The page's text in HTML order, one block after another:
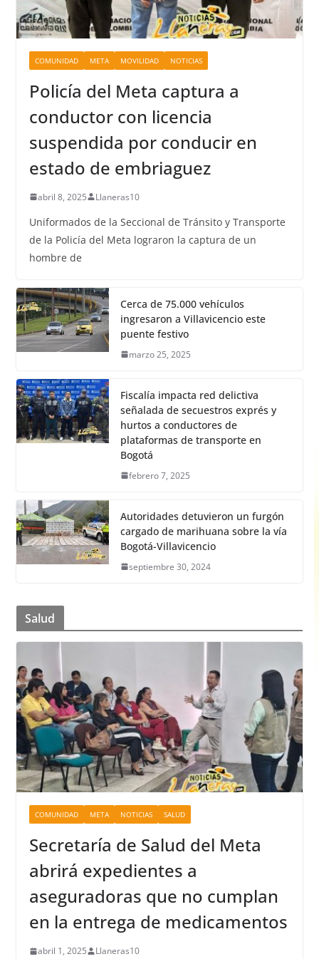
COMUNIDAD META MOVILIDAD NOTICIAS
Policía del Meta captura a
conductor con licencia
suspendida por conducir en
estado de embriaguez
abril 8, 2025 Llaneras10
Uniformados de la Seccional de Tránsito y Transporte
de la Policía del Meta lograron la captura de un
hombre de
Cerca de 75.000 vehículos
ingresaron a Villavicencio este
puente festivo
marzo 25, 2025
Fiscalía impacta red delictiva
señalada de secuestros exprés y
hurtos a conductores de
plataformas de transporte en
Bogotá
febrero 7, 2025
Autoridades detuvieron un furgón
cargado de marihuana sobre la vía
Bogotá-Villavicencio
septiembre 30, 2024
Salud
COMUNIDAD META NOTICIAS SALUD
Secretaría de Salud del Meta
abrirá expedientes a
aseguradoras que no cumplan
en la entrega de medicamentos
abril 1, 2025 Llaneras10